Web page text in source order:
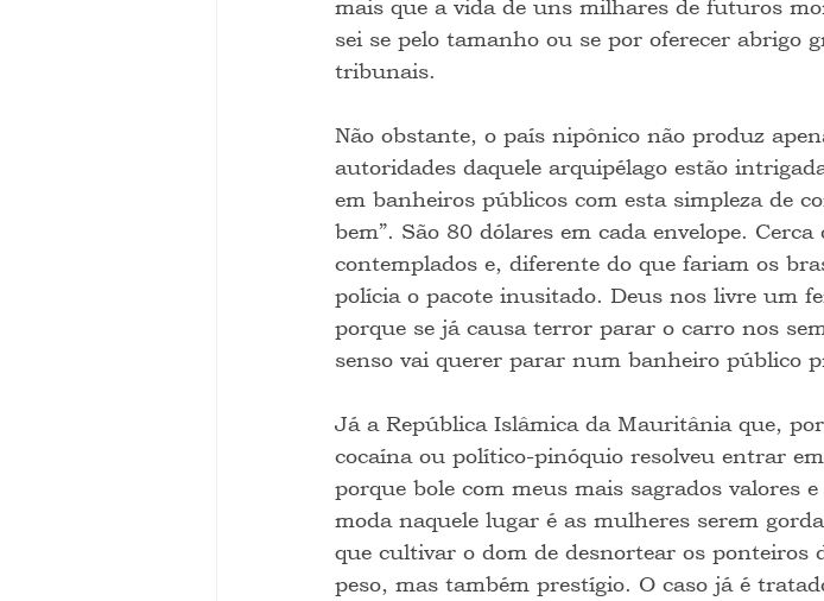
mais que a vida de uns milhares de futuros
sei se pelo tamanho ou se por oferecer abrigo
tribunais.
Não obstante, o país nipônico não produz
autoridades daquele arquipélago estão
em banheiros públicos com esta simpleza de
bem”. São 80 dólares em cada envelope.
contemplados e, diferente do que fariam os
polícia o pacote inusitado. Deus nos livre um
porque se já causa terror parar o carro nos
senso vai querer parar num banheiro público
Já a República Islâmica da Mauritânia que,
cocaína ou político-pinóquio resolveu entrar
porque bole com meus mais sagrados valores
moda naquele lugar é as mulheres serem
que cultivar o dom de desnortear os ponteiros
peso, mas também prestígio. O caso já é